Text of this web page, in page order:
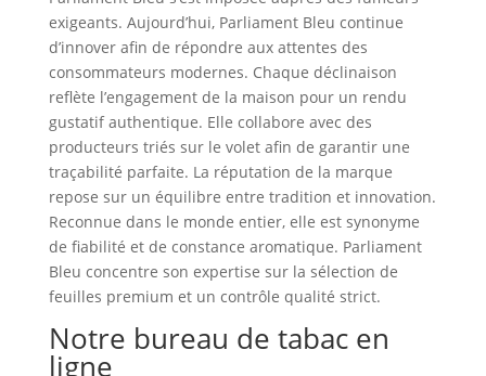
exigeants. Aujourd’hui, Parliament Bleu continue
d’innover afin de répondre aux attentes des
consommateurs modernes. Chaque déclinaison
reflète l’engagement de la maison pour un rendu
gustatif authentique. Elle collabore avec des
producteurs triés sur le volet afin de garantir une
traçabilité parfaite. La réputation de la marque
repose sur un équilibre entre tradition et innovation.
Reconnue dans le monde entier, elle est synonyme
de fiabilité et de constance aromatique. Parliament
Bleu concentre son expertise sur la sélection de
feuilles premium et un contrôle qualité strict.
Notre bureau de tabac en
ligne